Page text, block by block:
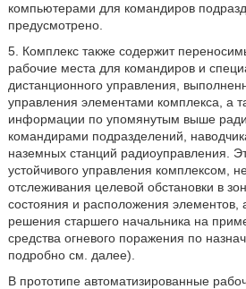
компьютерами для командиров
предусмотрено.
5. Комплекс также содержит
рабочие места для командиров и
дистанционного управления,
управления элементами комплекса, а
информации по упомянутым выше
командирами подразделений,
наземных станций радиоуправления.
устойчивого управления комплексом,
отслеживания целевой обстановки в
состояния и расположения элементов,
решения старшего начальника на
средства огневого поражения по
подробно см. далее).
В прототипе автоматизированные